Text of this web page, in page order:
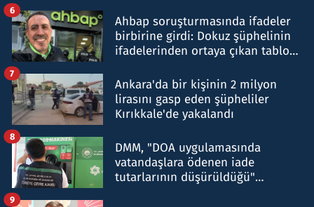
Ahbap soruşturmasında ifadeler
birbirine girdi: Dokuz şüphelinin
ifadelerinden ortaya çıkan tablo
6
Ankara'da bir kişinin 2 milyon
lirasını gasp eden şüpheliler
Kırıkkale'de yakalandı
7
DMM, "DOA uygulamasında
vatandaşlara ödenen iade
tutarlarının düşürüldüğü"
8
9